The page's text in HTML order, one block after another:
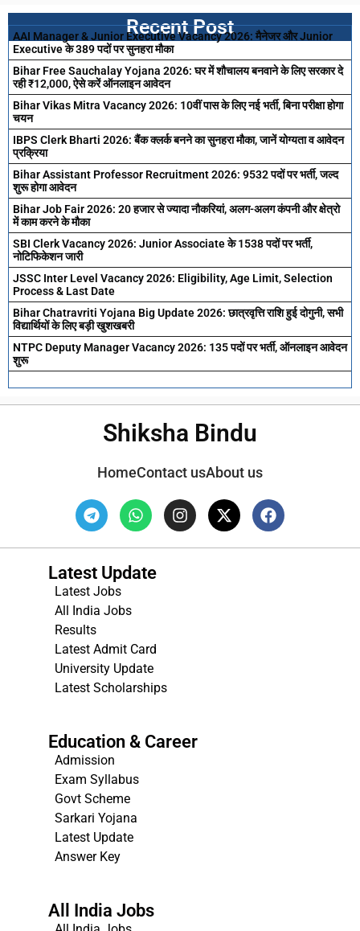
Recent Post
AAI Manager & Junior Executive Vacancy 2026: मैनेजर और Junior
Executive के 389 पदों पर सुनहरा मौका
Bihar Free Sauchalay Yojana 2026: घर में शौचालय बनवाने के लिए सरकार दे
रही ₹12,000, ऐसे करें ऑनलाइन आवेदन
Bihar Vikas Mitra Vacancy 2026: 10वीं पास के लिए नई भर्ती, बिना परीक्षा होगा
चयन
IBPS Clerk Bharti 2026: बैंक क्लर्क बनने का सुनहरा मौका, जानें योग्यता व आवेदन
प्रक्रिया
Bihar Assistant Professor Recruitment 2026: 9532 पदों पर भर्ती, जल्द
शुरू होगा आवेदन
Bihar Job Fair 2026: 20 हजार से ज्यादा नौकरियां, अलग-अलग कंपनी और क्षेत्रो
में काम करने के मौका
SBI Clerk Vacancy 2026: Junior Associate के 1538 पदों पर भर्ती,
नोटिफिकेशन जारी
JSSC Inter Level Vacancy 2026: Eligibility, Age Limit, Selection
Process & Last Date
Bihar Chatravriti Yojana Big Update 2026: छात्रवृत्ति राशि हुई दोगुनी, सभी
विद्यार्थियों के लिए बड़ी खुशखबरी
NTPC Deputy Manager Vacancy 2026: 135 पदों पर भर्ती, ऑनलाइन आवेदन
शुरू
Shiksha Bindu
HomeContact usAbout us
Latest Update
Latest Jobs
All India Jobs
Results
Latest Admit Card
University Update
Latest Scholarships
Education & Career
Admission
Exam Syllabus
Govt Scheme
Sarkari Yojana
Latest Update
Answer Key
All India Jobs